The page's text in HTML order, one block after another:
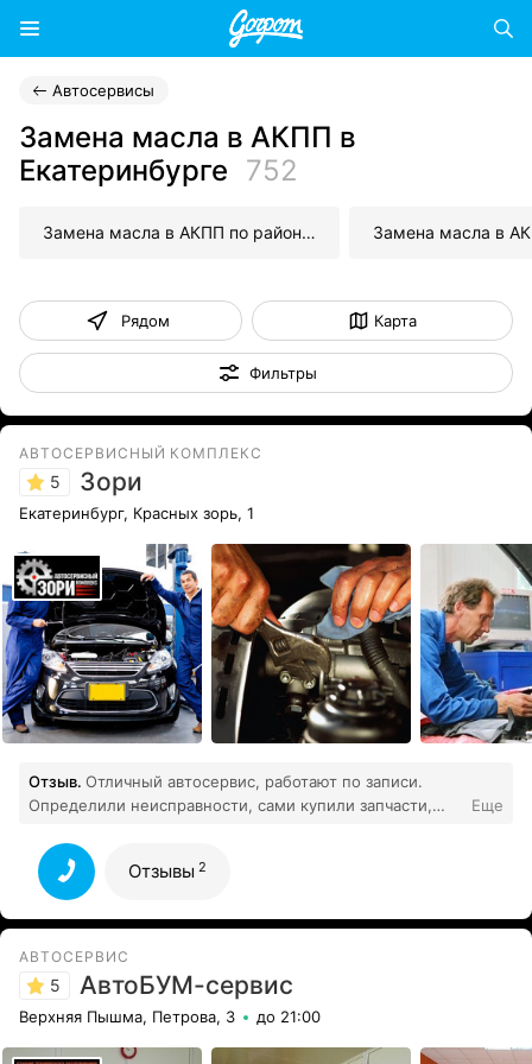
Автосервисы
Замена масла в АКПП в
Екатеринбурге 752
Замена масла в АКПП по районам
Рядом Карта
Фильтры
АВТОСЕРВИСНЫЙ КОМПЛЕКС
5 Зори
Екатеринбург, Красных зорь, 1
Отзыв. Отличный автосервис, работают по записи.
Определили неисправности, сами купили запчасти,
комната отдыха, кофе.
Еще
Отзывы 2
АВТОСЕРВИС
5 АвтоБУМ-сервис
Верхняя Пышма, Петрова, 3 до 21:00